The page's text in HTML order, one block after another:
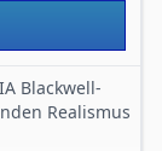
Blackwell-
Realismus